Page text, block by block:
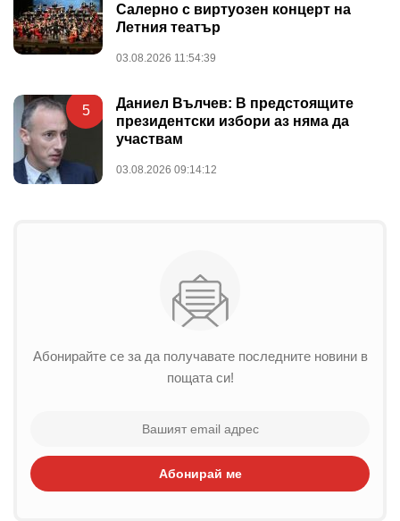
Салерно с виртуозен концерт на
Летния театър
03.08.2026 11:54:39
5
Даниел Вълчев: В предстоящите
президентски избори аз няма да
участвам
03.08.2026 09:14:12
Абонирайте се за да получавате последните новини в
пощата си!
Абонирай ме